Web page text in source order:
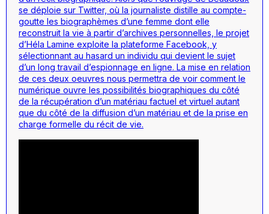
se déploie sur Twitter, où la journaliste distille au compte-
goutte les biographèmes d’une femme dont elle
reconstruit la vie à partir d’archives personnelles, le projet
d’Héla Lamine exploite la plateforme Facebook, y
sélectionnant au hasard un individu qui devient le sujet
d’un long travail d’espionnage en ligne. La mise en relation
de ces deux oeuvres nous permettra de voir comment le
numérique ouvre les possibilités biographiques du côté
de la récupération d’un matériau factuel et virtuel autant
que du côté de la diffusion d’un matériau et de la prise en
charge formelle du récit de vie.